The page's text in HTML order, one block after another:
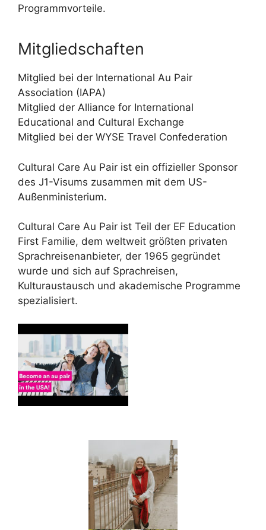
Programmvorteile.
Mitgliedschaften
Mitglied bei der International Au Pair
Association (IAPA)
Mitglied der Alliance for International
Educational and Cultural Exchange
Mitglied bei der WYSE Travel Confederation
Cultural Care Au Pair ist ein offizieller Sponsor
des J1-Visums zusammen mit dem US-
Außenministerium.
Cultural Care Au Pair ist Teil der EF Education
First Familie, dem weltweit größten privaten
Sprachreisenanbieter, der 1965 gegründet
wurde und sich auf Sprachreisen,
Kulturaustausch und akademische Programme
spezialisiert.